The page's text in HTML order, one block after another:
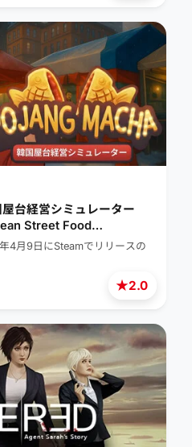
★2.0
台経営シミュレーター
Street Food
4月9日にSteamでリリースの